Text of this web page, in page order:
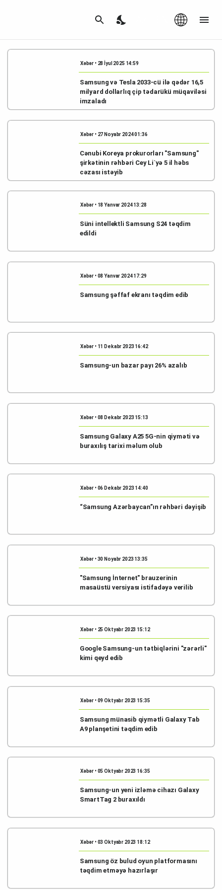
Xəbər • 28 İyul 2025 14:59
Samsung və Tesla 2033-cü ilə qədər 16,5
milyard dollarlıq çip tədarükü müqaviləsi
imzaladı
Xəbər • 27 Noyabr 2024 01:36
Cənubi Koreya prokurorları "Samsung"
şirkətinin rəhbəri Cey Li`yə 5 il həbs
cəzası istəyib
Xəbər • 18 Yanvar 2024 13:28
Süni intellektli Samsung S24 təqdim
edildi
Xəbər • 08 Yanvar 2024 17:29
Samsung şəffaf ekranı təqdim edib
Xəbər • 11 Dekabr 2023 16:42
Samsung-un bazar payı 26% azalıb
Xəbər • 08 Dekabr 2023 15:13
Samsung Galaxy A25 5G-nin qiyməti və
buraxılış tarixi məlum olub
Xəbər • 06 Dekabr 2023 14:40
“Samsung Azərbaycan”ın rəhbəri dəyişib
Xəbər • 30 Noyabr 2023 13:35
"Samsung İnternet" brauzerinin
masaüstü versiyası istifadəyə verilib
Xəbər • 25 Oktyabr 2023 15:12
Google Samsung-un tətbiqlərini "zərərli"
kimi qeyd edib
Xəbər • 09 Oktyabr 2023 15:35
Samsung münasib qiymətli Galaxy Tab
A9 planşetini təqdim edib
Xəbər • 05 Oktyabr 2023 16:35
Samsung-un yeni izləmə cihazı Galaxy
SmartTag 2 buraxıldı
Xəbər • 03 Oktyabr 2023 18:12
Samsung öz bulud oyun platformasını
təqdim etməyə hazırlaşır